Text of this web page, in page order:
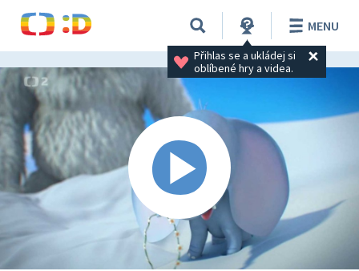
Přihlas se a ukládej si
oblíbené hry a videa.
MENU